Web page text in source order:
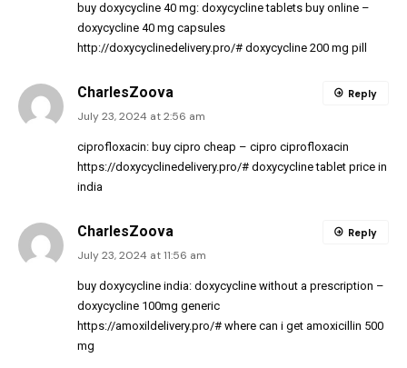
buy doxycycline 40 mg: doxycycline tablets buy online –
doxycycline 40 mg capsules
http://doxycyclinedelivery.pro/# doxycycline 200 mg pill
CharlesZoova
July 23, 2024 at 2:56 am
ciprofloxacin: buy cipro cheap – cipro ciprofloxacin
https://doxycyclinedelivery.pro/# doxycycline tablet price in
india
Reply
CharlesZoova
July 23, 2024 at 11:56 am
buy doxycycline india: doxycycline without a prescription –
doxycycline 100mg generic
https://amoxildelivery.pro/# where can i get amoxicillin 500
mg
Reply